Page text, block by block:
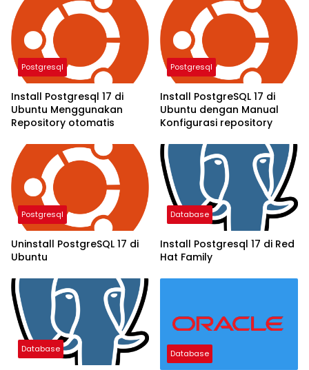
Postgresql
Install Postgresql 17 di
Ubuntu Menggunakan
Repository otomatis
Postgresql
Install PostgreSQL 17 di
Ubuntu dengan Manual
Konfigurasi repository
Postgresql
Uninstall PostgreSQL 17 di
Ubuntu
Database
Install Postgresql 17 di Red
Hat Family
Database Database